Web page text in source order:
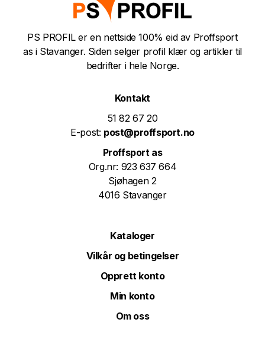
PS PROFIL er en nettside 100% eid av Proffsport
as i Stavanger. Siden selger profil klær og artikler til
bedrifter i hele Norge.
Kontakt
51 82 67 20
E-post: post@proffsport.no
Proffsport as
Org.nr: 923 637 664
Sjøhagen 2
4016 Stavanger
Kataloger
Vilkår og betingelser
Opprett konto
Min konto
Om oss